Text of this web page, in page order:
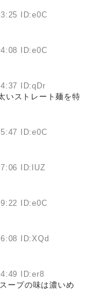
ID:e0C
ID:e0C
ID:qDr
いストレート麺を特
ID:e0C
ID:lUZ
ID:e0C
ID:XQd
ID:er8
ープの味は濃いめ